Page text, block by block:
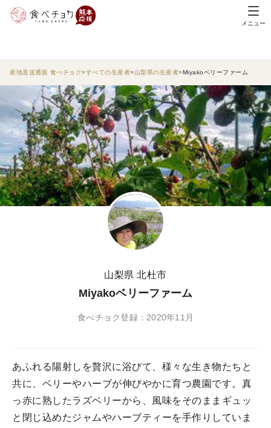
メニュー
産地直送通販 食べチョク すべての生産者 山梨県の生産者 Miyakoベリーファーム
山梨県 北杜市
Miyakoベリーファーム
食べチョク登録：2020年11月
あふれる陽射しを贅沢に浴びて、様々な生き物たちと
共に、ベリーやハーブが伸びやかに育つ農園です。真
っ赤に熟したラズベリーから、風味をそのままギュッ
と閉じ込めたジャムやハーブティーを手作りしていま